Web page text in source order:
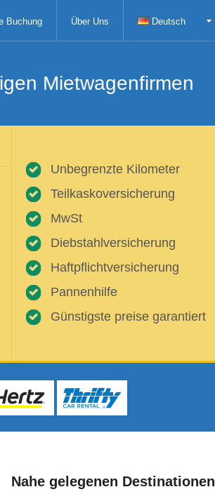
Buchung Über Uns Deutsch
Mietwagenfirmen
Unbegrenzte Kilometer
Teilkaskoversicherung
MwSt
Diebstahlversicherung
Haftpflichtversicherung
Pannenhilfe
Günstigste preise garantiert
Nahe gelegenen Destinationen